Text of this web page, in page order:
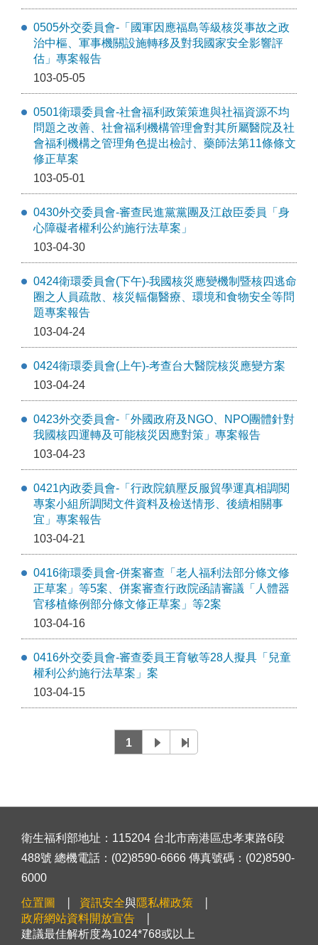
0505外交委員會-「國軍因應福島等級核災事故之政
治中樞、軍事機關設施轉移及對我國家安全影響評
估」專案報告
103-05-05
0501衛環委員會-社會福利政策策進與社福資源不均
問題之改善、社會福利機構管理會對其所屬醫院及社
會福利機構之管理角色提出檢討、藥師法第11條條文
修正草案
103-05-01
0430外交委員會-審查民進黨黨團及江啟臣委員「身
心障礙者權利公約施行法草案」
103-04-30
0424衛環委員會(下午)-我國核災應變機制暨核四逃命
圈之人員疏散、核災輻傷醫療、環境和食物安全等問
題專案報告
103-04-24
0424衛環委員會(上午)-考查台大醫院核災應變方案
103-04-24
0423外交委員會-「外國政府及NGO、NPO團體針對
我國核四運轉及可能核災因應對策」專案報告
103-04-23
0421內政委員會-「行政院鎮壓反服貿學運真相調閱
專案小組所調閱文件資料及檢送情形、後續相關事
宜」專案報告
103-04-21
0416衛環委員會-併案審查「老人福利法部分條文修
正草案」等5案、併案審查行政院函請審議「人體器
官移植條例部分條文修正草案」等2案
103-04-16
0416外交委員會-審查委員王育敏等28人擬具「兒童
權利公約施行法草案」案
103-04-15
1
衛生福利部地址：115204 台北市南港區忠孝東路6段
488號 總機電話：(02)8590-6666 傳真號碼：(02)8590-
6000
位置圖 資訊安全與隱私權政策
政府網站資料開放宣告
建議最佳解析度為1024*768或以上